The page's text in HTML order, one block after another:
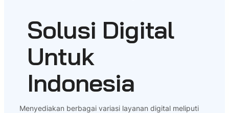
Solusi Digital
Untuk
Indonesia
Menyediakan berbagai variasi layanan digital meliputi